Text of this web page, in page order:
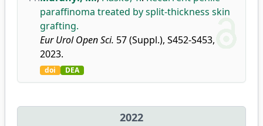
paraffinoma treated by split-thickness skin
grafting.
Eur Urol Open Sci. 57 (Suppl.), S452-S453,
2023.
doi DEA
2022